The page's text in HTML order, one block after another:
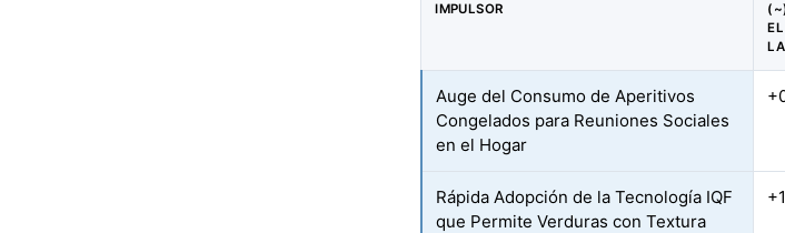
IMPULSOR
Auge del Consumo de Aperitivos
Congelados para Reuniones Sociales
en el Hogar
Rápida Adopción de la Tecnología IQF
que Permite Verduras con Textura